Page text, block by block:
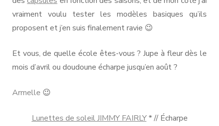
vraiment voulu tester les modèles basiques qu’ils
proposent et j’en suis finalement ravie 😉
Et vous, de quelle école êtes-vous ? Jupe à fleur dès le
mois d’avril ou doudoune écharpe jusqu’en août ?
Armelle 😉
Lunettes de soleil JIMMY FAIRLY* // Écharpe